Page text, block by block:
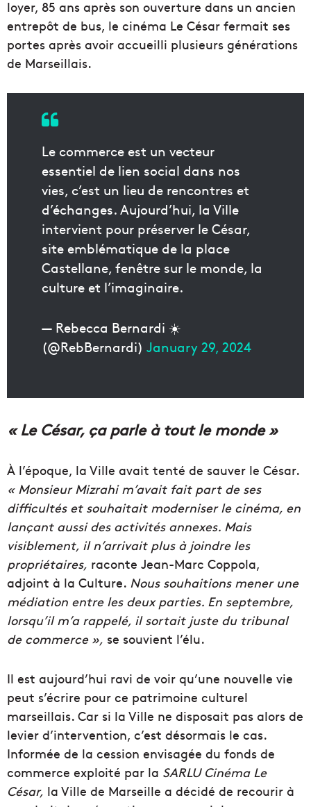
loyer, 85 ans après son ouverture dans un ancien
entrepôt de bus, le cinéma Le César fermait ses
portes après avoir accueilli plusieurs générations
de Marseillais.
Le commerce est un vecteur
essentiel de lien social dans nos
vies, c’est un lieu de rencontres et
d’échanges. Aujourd’hui, la Ville
intervient pour préserver le César,
site emblématique de la place
Castellane, fenêtre sur le monde, la
culture et l’imaginaire.
— Rebecca Bernardi ☀️
(@RebBernardi) January 29, 2024
« Le César, ça parle à tout le monde »
À l’époque, la Ville avait tenté de sauver le César.
« Monsieur Mizrahi m’avait fait part de ses
difficultés et souhaitait moderniser le cinéma, en
lançant aussi des activités annexes. Mais
visiblement, il n’arrivait plus à joindre les
propriétaires, raconte Jean-Marc Coppola,
adjoint à la Culture. Nous souhaitions mener une
médiation entre les deux parties. En septembre,
lorsqu’il m’a rappelé, il sortait juste du tribunal
de commerce », se souvient l’élu.
Il est aujourd’hui ravi de voir qu’une nouvelle vie
peut s’écrire pour ce patrimoine culturel
marseillais. Car si la Ville ne disposait pas alors de
levier d’intervention, c’est désormais le cas.
Informée de la cession envisagée du fonds de
commerce exploité par la SARLU Cinéma Le
César, la Ville de Marseille a décidé de recourir à